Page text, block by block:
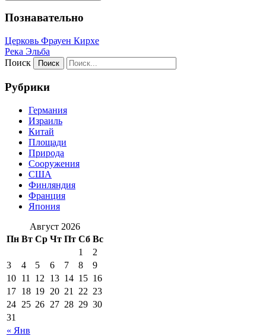
Познавательно
Церковь Фрауен Кирхе
Река Эльба
Поиск
Рубрики
Германия
Израиль
Китай
Площади
Природа
Сооружения
США
Финляндия
Франция
Япония
Август 2026
Пн Вт Ср Чт Пт Сб Вс
« Янв
1
2
3
4 5 6 7 8
9
10 11 12 13 14 15 16
17 18 19 20 21 22 23
24 25 26 27 28 29 30
31